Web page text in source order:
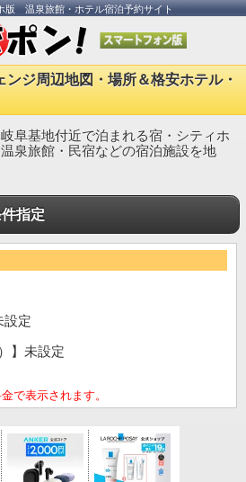
版 温泉旅館・ホテル宿泊予約サイト
ジ周辺地図・場所＆格安ホテル・
阜基地付近で泊まれる宿・シティホ
泉旅館・民宿などの宿泊施設を地
指定
設定
】未設定
で表示されます。